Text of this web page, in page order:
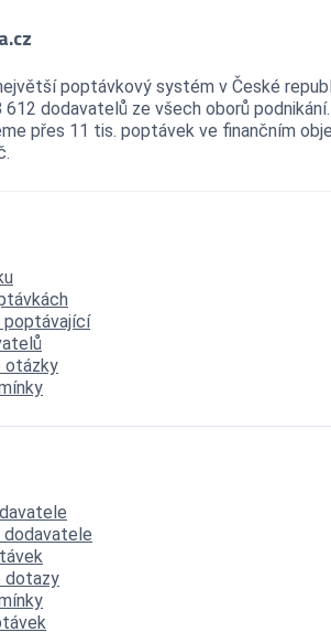
poptávkový systém v České
dodavatelů ze všech oborů podnikání.
přes 11 tis. poptávek ve finančním
poptávající
otázky
dodavatele
dotazy